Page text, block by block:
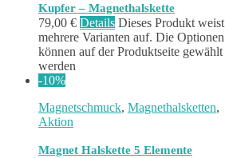
Kupfer – Magnethalskette
79,00 € Details Dieses Produkt weist
mehrere Varianten auf. Die Optionen
können auf der Produktseite gewählt
werden
-10%
Magnetschmuck, Magnethalsketten,
Aktion
Magnet Halskette 5 Elemente